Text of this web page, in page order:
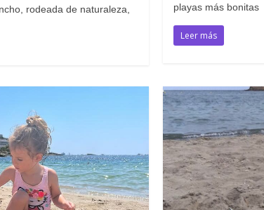
rodeada de naturaleza,
playas más bonitas
Leer más